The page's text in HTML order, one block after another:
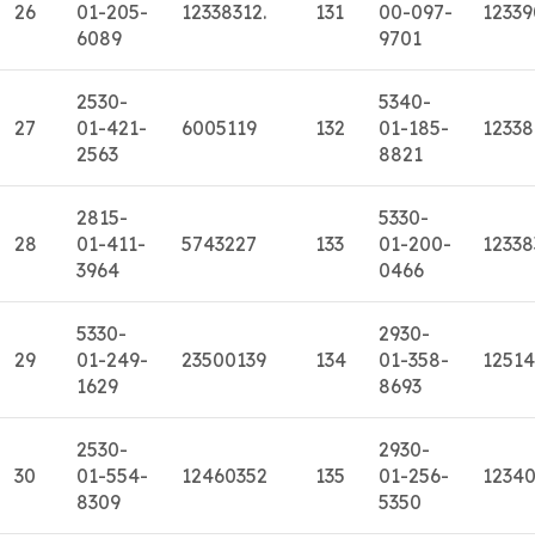
26
01-205-
6089
12338312. 131
00-097-
9701
27
2530-
01-421-
2563
6005119 132
5340-
01-185-
8821
28
2815-
01-411-
3964
5743227 133
5330-
01-200-
0466
29
5330-
01-249-
1629
23500139 134
2930-
01-358-
8693
30
2530-
01-554-
8309
12460352 135
2930-
01-256-
5350